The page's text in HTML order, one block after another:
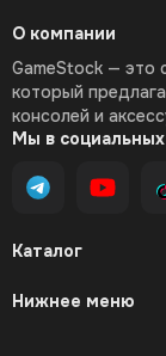
Каталог
Нижнее меню
О компании
GameStock — это
который
консолей и
Мы в